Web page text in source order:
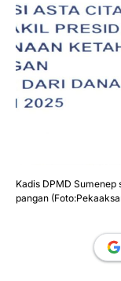
Kadis DPMD
pangan